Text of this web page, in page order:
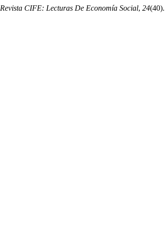
Revista CIFE: Lecturas De Economía Social, 24(40).